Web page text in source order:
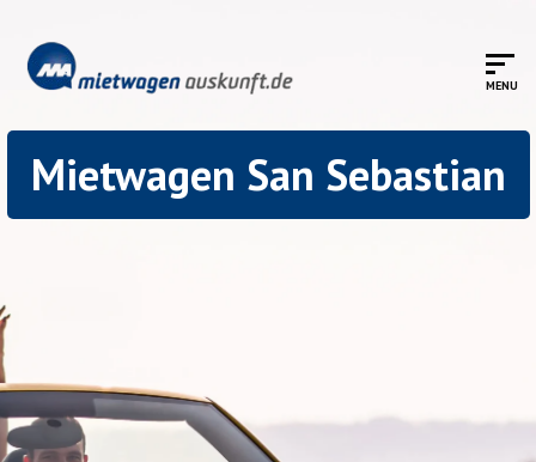
Mietwagen San Sebastian